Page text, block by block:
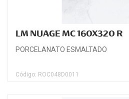
LM NUAGE MC 160X320 R
PORCELANATO ESMALTADO
Código: ROC048D0011